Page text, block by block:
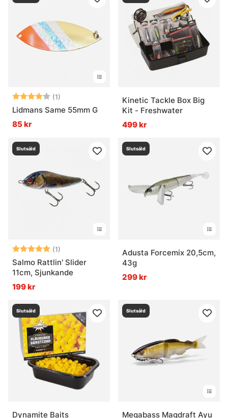
Betyg: (1)
4.0 utav 5 stjärnor
Lidmans Same 55mm G
85 kr
Kinetic Tackle Box Big
Kit - Freshwater
499 kr
Slutsåld
Betyg: (1)
5.0 utav 5 stjärnor
Salmo Rattlin' Slider
11cm, Sjunkande
199 kr
Slutsåld
Adusta Forcemix 20,5cm,
43g
299 kr
Slutsåld
Dynamite Baits
Slutsåld
Megabass Magdraft Ayu